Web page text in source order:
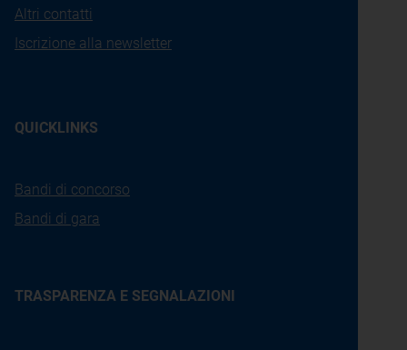
Altri contatti
Iscrizione alla newsletter
QUICKLINKS
Bandi di concorso
Bandi di gara
TRASPARENZA E SEGNALAZIONI